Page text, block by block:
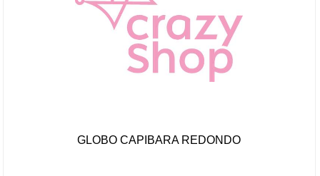
GLOBO CAPIBARA REDONDO